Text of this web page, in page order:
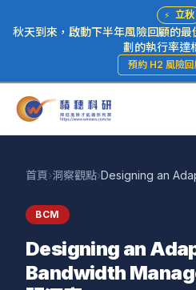
⚡ 立秋
秋天到來，啟動下半年風險回顧的
劃的執行率達
預約 H2 風險
首頁›洞察觀點›
BCM
Designing an
Bandwidth